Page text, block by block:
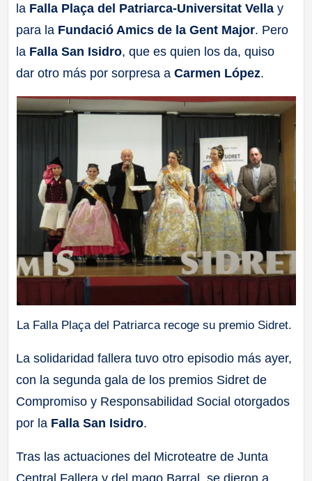
la Falla Plaça del Patriarca-Universitat Vella y
para la Fundació Amics de la Gent Major. Pero
la Falla San Isidro, que es quien los da, quiso
dar otro más por sorpresa aCarmen López.
La Falla Plaça del Patriarca recoge su premio Sidret.
La solidaridad fallera tuvo otro episodio más ayer,
con la segunda gala de los premios Sidret de
Compromiso y Responsabilidad Social otorgados
por la Falla San Isidro.
Tras las actuaciones del Microteatre de Junta